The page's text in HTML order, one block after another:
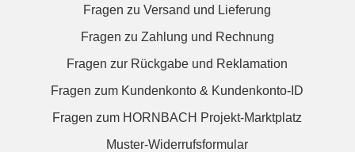
Fragen zu Versand und Lieferung
Fragen zu Zahlung und Rechnung
Fragen zur Rückgabe und Reklamation
Fragen zum Kundenkonto & Kundenkonto-ID
Fragen zum HORNBACH Projekt-Marktplatz
Muster-Widerrufsformular